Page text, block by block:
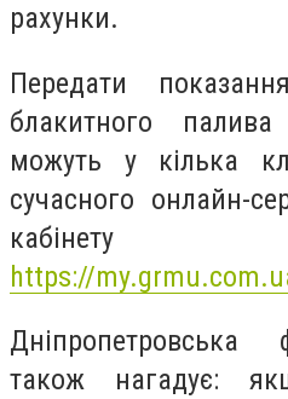
рахунки.
Передати
блакитного палива
можуть у кілька
сучасного онлайн-
кабінету
https://
Дніпропетровська
також нагадує: